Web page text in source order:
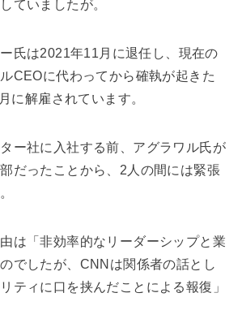
ていましたが。
氏は2021年11月に退任し、現在の
CEOに代わってから確執が起きた
に解雇されています。
ー社に入社する前、アグラワル氏が
だったことから、2人の間には緊張
は「非効率的なリーダーシップと業
でしたが、CNNは関係者の話とし
ティに口を挟んだことによる報復」